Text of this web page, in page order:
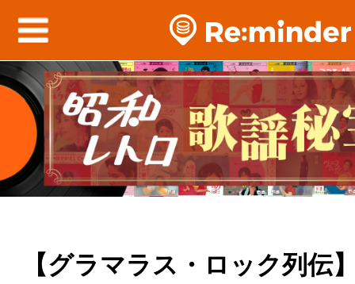
【グラマラス・ロック列伝